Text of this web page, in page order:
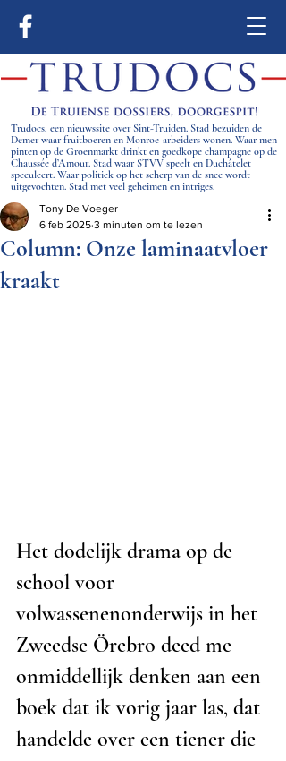
Trudocs, een nieuwssite over Sint-Truiden. Stad bezuiden de
Demer waar fruitboeren en Monroe-arbeiders wonen. Waar men
pinten op de Groenmarkt drinkt en goedkope champagne op de
Chaussée d’Amour. Stad waar STVV speelt en Duchâtelet
speculeert. Waar politiek op het scherp van de snee wordt
uitgevochten. Stad met veel geheimen en intriges.
Column: Onze laminaatvloer
kraakt
Tony De Voeger
6 feb 2025 3 minuten om te lezen
Het dodelijk drama op de
school voor
volwassenenonderwijs in het
Zweedse Örebro deed me
onmiddellijk denken aan een
boek dat ik vorig jaar las, dat
handelde over een tiener die